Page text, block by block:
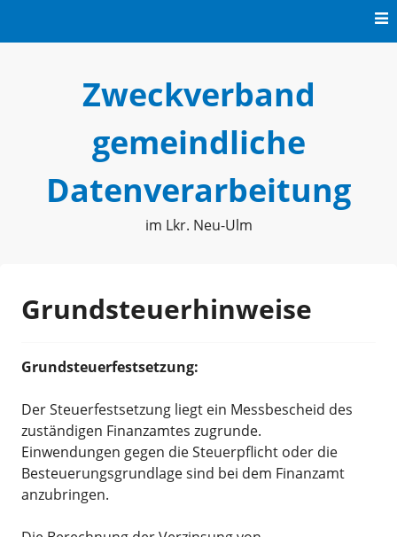
Zweckverband
gemeindliche
Datenverarbeitung
im Lkr. Neu-Ulm
Grundsteuerhinweise
Grundsteuerfestsetzung:
Der Steuerfestsetzung liegt ein Messbescheid des
zuständigen Finanzamtes zugrunde.
Einwendungen gegen die Steuerpflicht oder die
Besteuerungsgrundlage sind bei dem Finanzamt
anzubringen.